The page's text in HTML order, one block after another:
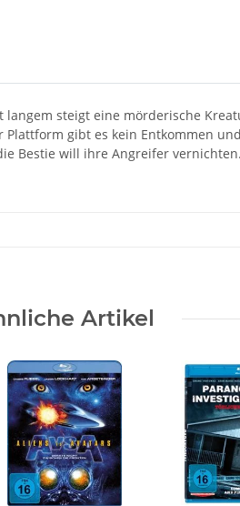
steigt eine mörderische
gibt es kein Entkommen
Bestie will ihre Angreifer
Artikel